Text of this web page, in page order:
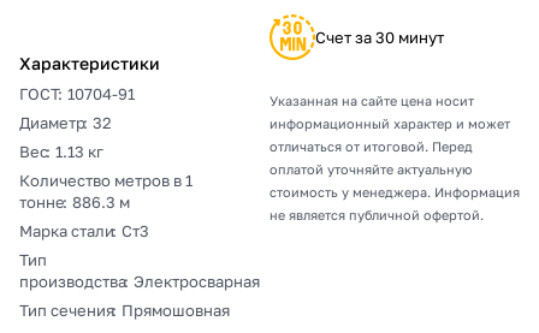
Характеристики
ГОСТ: 10704-91
Диаметр: 32
Вес: 1.13 кг
Количество метров в 1
тонне: 886.3 м
Марка стали: Ст3
Тип
производства: Электросварная
Тип сечения: Прямошовная
Счет за 30 минут
Указанная на сайте цена носит
информационный характер и может
отличаться от итоговой. Перед
оплатой уточняйте актуальную
стоимость у менеджера. Информация
не является публичной офертой.